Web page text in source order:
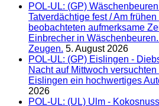
POL-UL: (GP)
Tatverdächtige fest / Am
beobachteten aufmerksame
Einbrecher in
Zeugen. 5. August 2026
POL-UL: (GP) Eislingen -
Nacht auf Mittwoch
Eislingen ein hochwertiges
2026
POL-UL: (UL) Ulm -